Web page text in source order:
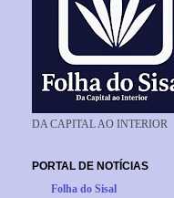
DA CAPITAL AO INTERIOR
PORTAL DE NOTÍCIAS
Folha do Sisal